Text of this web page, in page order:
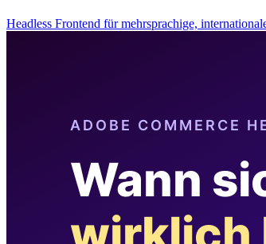
Headless Frontend für mehrsprachige,